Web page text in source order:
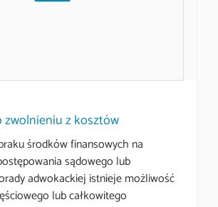
zwolnieniu z kosztów
środków finansowych na
sądowego lub
adwokackiej istnieje możliwość
lub całkowitego